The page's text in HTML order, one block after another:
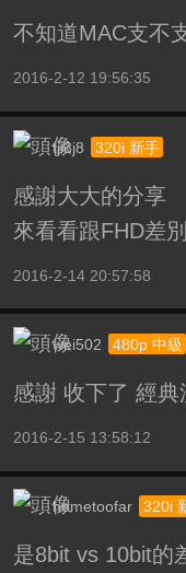
不知道MAC支不
2016-2-12 19:56:35
tji3j8 320i 新手
感謝大大的分享
來看看跟FHD差
2016-2-14 20:57:58
wei502 480p 中級
感謝 收下了 經典
2016-2-15 13:58:12
hometoofar 320i
是8bit vs 10bit的